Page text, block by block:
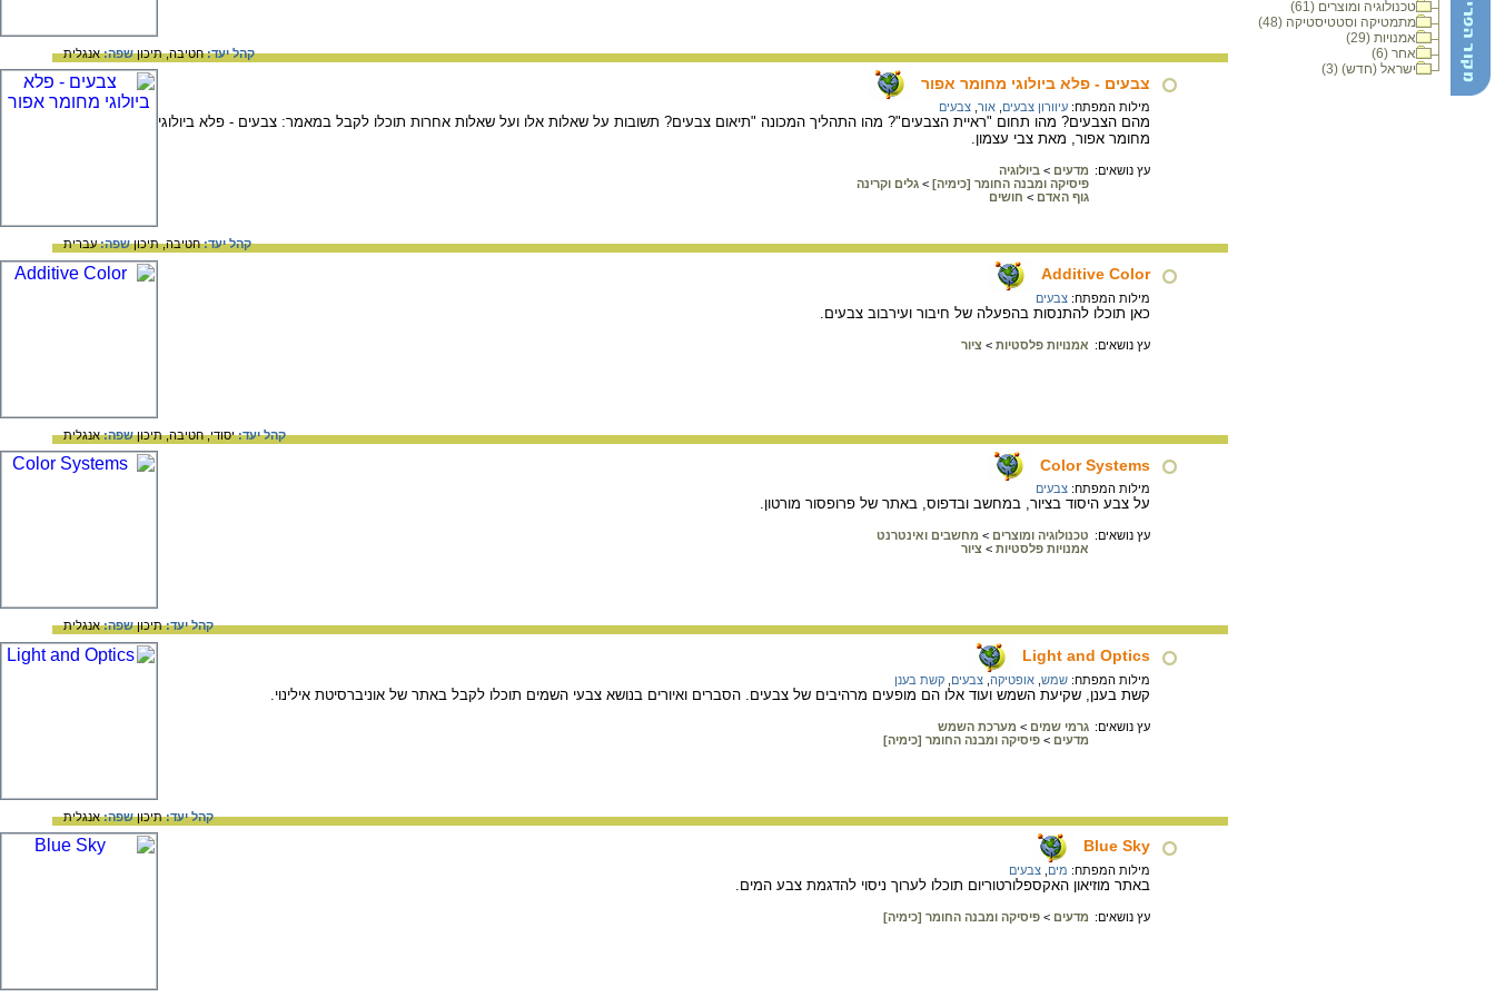
טכנולוגיה ומוצרים (61)
מתמטיקה וסטטיסטיקה (48)
אמנויות (29)
אחר (6)
ישראל (חדש) (3)
קהל יעד:חטיבה,תיכוןשפה:אנגלית
צבעים - פלא ביולוגי מחומר אפור
מילות המפתח: עיוורון צבעים אור צבעים
מהם הצבעים? מהו תחום "ראיית הצבעים"? מהו התהליך המכונה "תיאום צבעים? תשובות על שאלות אלו ועל שאלות אחרות תוכלו לקבל במאמר: צבעים - פלא ביולוגי
מחומר אפור, מאת צבי עצמון.
עץ נושאים: מדעים > ביולוגיה
פיסיקה ומבנה החומר [כימיה] > גלים וקרינה
גוף האדם > חושים
קהל יעד:חטיבה,תיכוןשפה:עברית
Additive Color
מילות המפתח: צבעים
כאן תוכלו להתנסות בהפעלה של חיבור ועירבוב צבעים.
עץ נושאים: אמנויות פלסטיות > ציור
קהל יעד:יסודי,חטיבה,תיכוןשפה:אנגלית
Color Systems
מילות המפתח: צבעים
על צבע היסוד בציור, במחשב ובדפוס, באתר של פרופסור מורטון.
עץ נושאים: טכנולוגיה ומוצרים > מחשבים ואינטרנט
אמנויות פלסטיות > ציור
קהל יעד:תיכוןשפה:אנגלית
Light and Optics
מילות המפתח: שמש אופטיקה צבעים קשת בענן
קשת בענן, שקיעת השמש ועוד אלו הם מופעים מרהיבים של צבעים. הסברים ואיורים בנושא צבעי השמים תוכלו לקבל באתר של אוניברסיטת אילינוי.
עץ נושאים: גרמי שמים > מערכת השמש
מדעים > פיסיקה ומבנה החומר [כימיה]
קהל יעד:תיכוןשפה:אנגלית
Blue Sky
מילות המפתח: מים צבעים
באתר מוזיאון האקספלורטוריום תוכלו לערוך ניסוי להדגמת צבע המים.
עץ נושאים: מדעים > פיסיקה ומבנה החומר [כימיה]